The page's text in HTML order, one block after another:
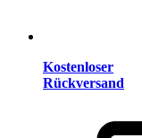
Kostenloser
Rückversand